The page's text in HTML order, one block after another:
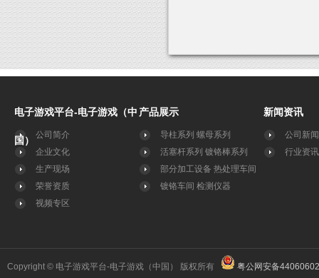
电子游戏平台-电子游戏（中
国）
公司简介
企业文化
生产现场
荣誉资质
视频专区
产品展示
导柱系列 螺母系列
活塞杆系列 镀铬棒系列
部分加工设备 热处理车间
镀铬车间 检测仪器
新闻资讯
公司新闻
行业资讯
Copyright © 电子游戏平台-电子游戏（中国） 版权所有 粤公网安备